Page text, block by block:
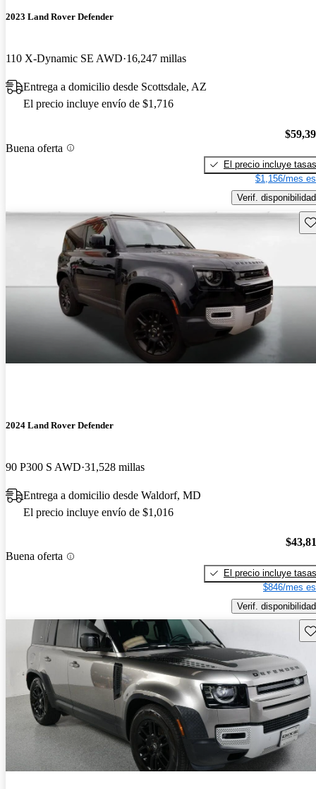
2023 Land Rover Defender
110 X-Dynamic SE AWD 16,247 millas
Entrega a domicilio desde Scottsdale, AZ
El precio incluye envío de $1,716
Buena oferta
El precio incluye tasas
$1,156/mes
Verif. disponibilidad
2024 Land Rover Defender
90 P300 S AWD 31,528 millas
Entrega a domicilio desde Waldorf, MD
El precio incluye envío de $1,016
Buena oferta
El precio incluye tasas
$846/mes
Verif. disponibilidad